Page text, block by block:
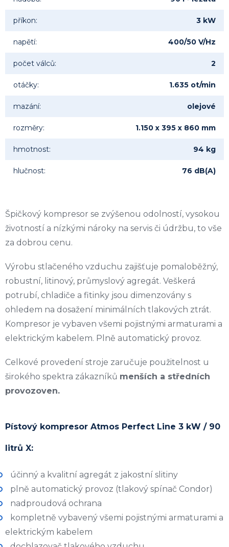
příkon: 3 kW
napětí: 400/50 V/Hz
počet válců: 2
otáčky: 1.635 ot/min
mazání: olejové
rozměry: 1.150 x 395 x 860 mm
hmotnost: 94 kg
hlučnost: 76 dB(A)
Špičkový kompresor se zvýšenou odolností, vysokou
životností a nízkými nároky na servis či údržbu, to vše
za dobrou cenu.
Výrobu stlačeného vzduchu zajišťuje pomaloběžný,
robustní, litinový, průmyslový agregát. Veškerá
potrubí, chladiče a fitinky jsou dimenzovány s
ohledem na dosažení minimálních tlakových ztrát.
Kompresor je vybaven všemi pojistnými armaturami a
elektrickým kabelem. Plně automatický provoz.
Celkové provedení stroje zaručuje použitelnost u
širokého spektra zákazníků menších a středních
provozoven.
Pístový kompresor Atmos Perfect Line 3 kW / 90
litrů X:
účinný a kvalitní agregát z jakostní slitiny
plně automatický provoz (tlakový spínač Condor)
nadproudová ochrana
kompletně vybavený všemi pojistnými armaturami a
elektrickým kabelem